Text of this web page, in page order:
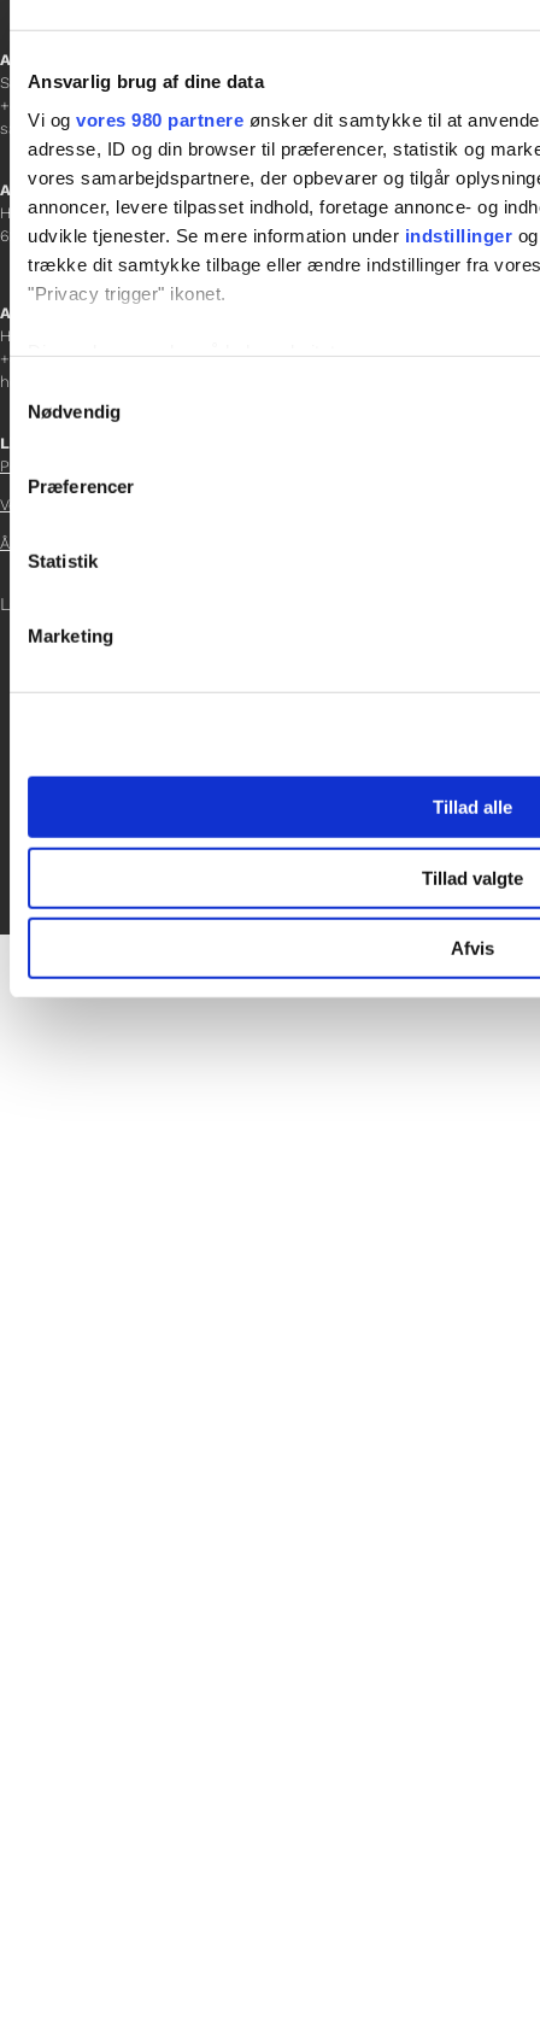
Ansvarlig brug af dine data
Vi og vores 980 partnere ønsker dit samtykke til at
adresse, ID og din browser til præferencer, statistik og
vores samarbejdspartnere, der opbevarer og tilgår
annoncer, levere tilpasset indhold, foretage annonce- og
udvikle tjenester. Se mere information under indstillinger
trække dit samtykke tilbage eller ændre indstillinger fra
"Privacy trigger" ikonet.
Vi bruger cookies til at tilpasse vores indhold og annoncer,
data med andre oplysninger, du har givet dem, eller som de
Nødvendig
Præferencer
Statistik
Marketing
Tillad alle
Tillad valgte
Afvis
Afdelingschef
Sanne Hansen
+45 23 69 19 35
sanne.h@gladfonden.dk
Aabenraa
H P Hanssens Gade 23, 2.
6200 Aabenraa
Afdelingschef
Helene Teichert
+45 29 37 32 41
helene.t@gladfonden.dk
Links
Persondatapolitik
Vedtægter
Årsrapport 2021
LOG IND